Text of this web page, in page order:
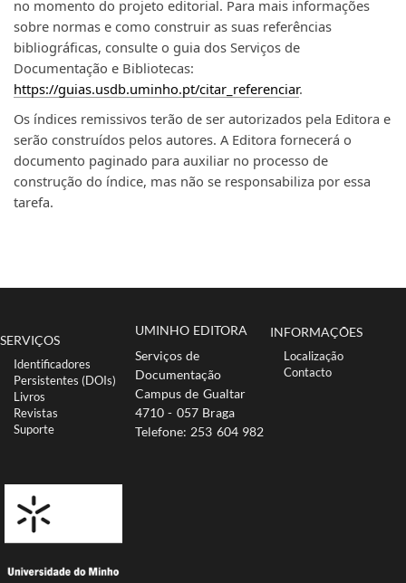
no momento do projeto editorial. Para mais informações
sobre normas e como construir as suas referências
bibliográficas, consulte o guia dos Serviços de
Documentação e Bibliotecas:
https://guias.usdb.uminho.pt/citar_referenciar.
​Os índices remissivos terão de ser autorizados pela Editora e
serão construídos pelos autores. A Editora fornecerá o
documento paginado para auxiliar no processo de
construção do índice, mas não se responsabiliza por essa
tarefa.​
SERVIÇOS
Identificadores
Persistentes (DOIs)
Livros
Revistas
Suporte
UMINHO EDITORA
Serviços de
Documentação
Campus de Gualtar
​4710 - ​057 Braga
Telefone: 253 604 982​
INFORMAÇÕES
Localização
Co​ntacto